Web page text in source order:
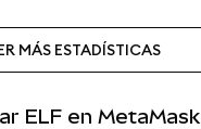
MÁS ESTADÍSTICAS
ELF en MetaMask